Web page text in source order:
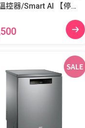
控器/Smart AI 【停